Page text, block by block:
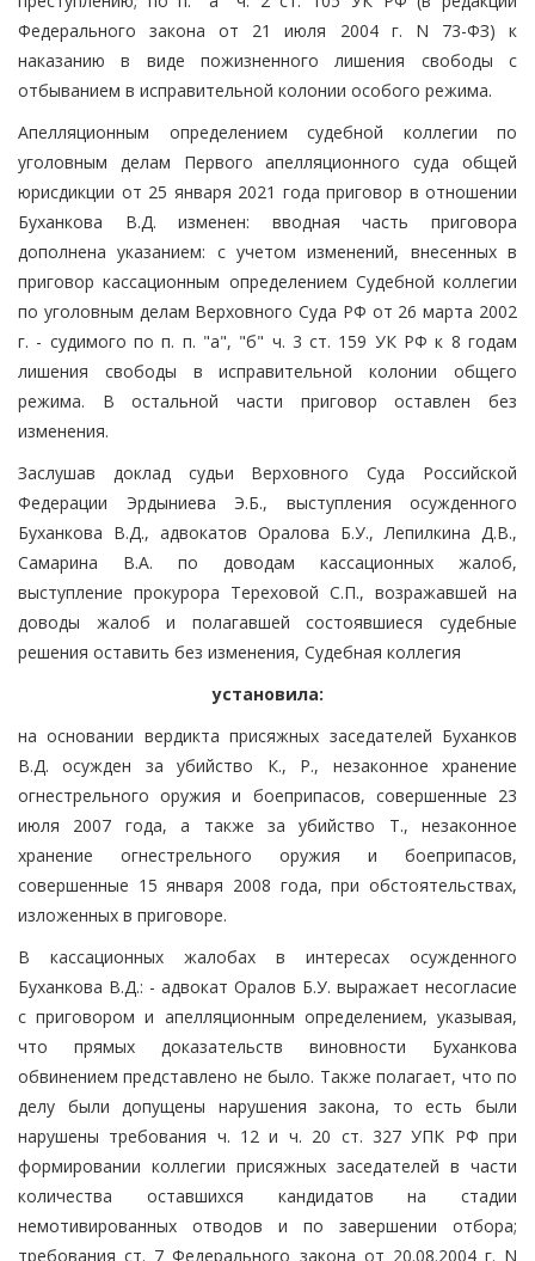
Федерального закона от 21 июля 2004 г. N 73-ФЗ) к
наказанию в виде пожизненного лишения свободы с
отбыванием в исправительной колонии особого режима.
Апелляционным определением судебной коллегии по
уголовным делам Первого апелляционного суда общей
юрисдикции от 25 января 2021 года приговор в отношении
Буханкова В.Д. изменен: вводная часть приговора
дополнена указанием: с учетом изменений, внесенных в
приговор кассационным определением Судебной коллегии
по уголовным делам Верховного Суда РФ от 26 марта 2002
г. - судимого по п. п. "а", "б" ч. 3 ст. 159 УК РФ к 8 годам
лишения свободы в исправительной колонии общего
режима. В остальной части приговор оставлен без
изменения.
Заслушав доклад судьи Верховного Суда Российской
Федерации Эрдыниева Э.Б., выступления осужденного
Буханкова В.Д., адвокатов Оралова Б.У., Лепилкина Д.В.,
Самарина В.А. по доводам кассационных жалоб,
выступление прокурора Тереховой С.П., возражавшей на
доводы жалоб и полагавшей состоявшиеся судебные
решения оставить без изменения, Судебная коллегия
установила:
на основании вердикта присяжных заседателей Буханков
В.Д. осужден за убийство К., Р., незаконное хранение
огнестрельного оружия и боеприпасов, совершенные 23
июля 2007 года, а также за убийство Т., незаконное
хранение огнестрельного оружия и боеприпасов,
совершенные 15 января 2008 года, при обстоятельствах,
изложенных в приговоре.
В кассационных жалобах в интересах осужденного
Буханкова В.Д.: - адвокат Оралов Б.У. выражает несогласие
с приговором и апелляционным определением, указывая,
что прямых доказательств виновности Буханкова
обвинением представлено не было. Также полагает, что по
делу были допущены нарушения закона, то есть были
нарушены требования ч. 12 и ч. 20 ст. 327 УПК РФ при
формировании коллегии присяжных заседателей в части
количества оставшихся кандидатов на стадии
немотивированных отводов и по завершении отбора;
требования ст. 7 Федерального закона от 20.08.2004 г. N